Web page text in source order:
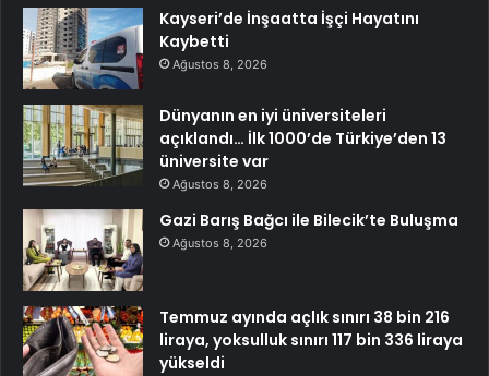
Kayseri’de İnşaatta İşçi Hayatını
Kaybetti
Ağustos 8, 2026
Dünyanın en iyi üniversiteleri
açıklandı… İlk 1000’de Türkiye’den 13
üniversite var
Ağustos 8, 2026
Gazi Barış Bağcı ile Bilecik’te Buluşma
Ağustos 8, 2026
Temmuz ayında açlık sınırı 38 bin 216
liraya, yoksulluk sınırı 117 bin 336 liraya
yükseldi